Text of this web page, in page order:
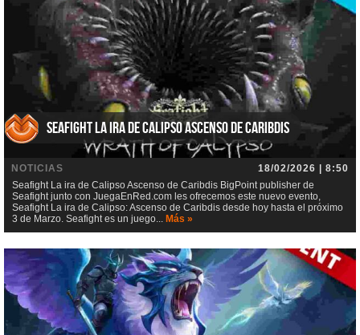
Seafight La ira de Calipso Ascenso de Caribdis
NOTICIAS
18/02/2026 | 8:50
Seafight La ira de Calipso Ascenso de Caribdis BigPoint publisher de
Seafight junto con JuegaEnRed.com les ofrecemos este nuevo evento,
Seafight La ira de Calipso: Ascenso de Caribdis desde hoy hasta el próximo
3 de Marzo. Seafight es un juego... Más »